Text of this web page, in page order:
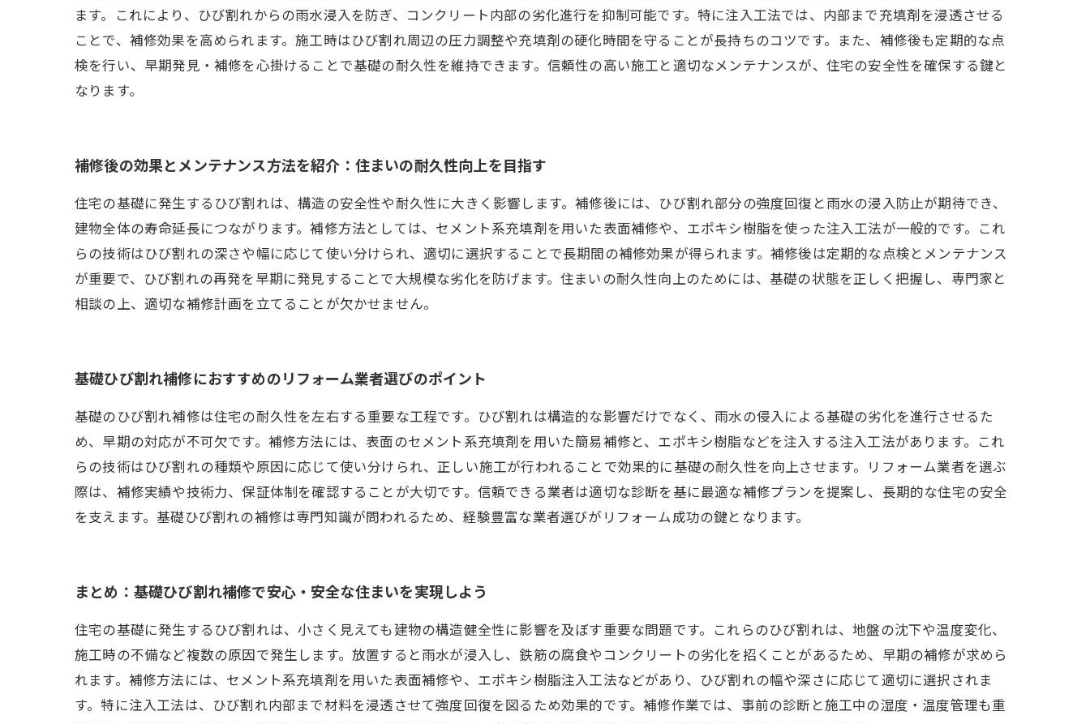
ます。これにより、ひび割れからの雨水浸入を防ぎ、コンクリート内部の劣化進行を抑制可能です。特に注入工法では、内部まで充填剤を浸透させる
ことで、補修効果を高められます。施工時はひび割れ周辺の圧力調整や充填剤の硬化時間を守ることが長持ちのコツです。また、補修後も定期的な点
検を行い、早期発見・補修を心掛けることで基礎の耐久性を維持できます。信頼性の高い施工と適切なメンテナンスが、住宅の安全性を確保する鍵と
なります。
補修後の効果とメンテナンス方法を紹介：住まいの耐久性向上を目指す
住宅の基礎に発生するひび割れは、構造の安全性や耐久性に大きく影響します。補修後には、ひび割れ部分の強度回復と雨水の浸入防止が期待でき、
建物全体の寿命延長につながります。補修方法としては、セメント系充填剤を用いた表面補修や、エポキシ樹脂を使った注入工法が一般的です。これ
らの技術はひび割れの深さや幅に応じて使い分けられ、適切に選択することで長期間の補修効果が得られます。補修後は定期的な点検とメンテナンス
が重要で、ひび割れの再発を早期に発見することで大規模な劣化を防げます。住まいの耐久性向上のためには、基礎の状態を正しく把握し、専門家と
相談の上、適切な補修計画を立てることが欠かせません。
基礎ひび割れ補修におすすめのリフォーム業者選びのポイント
基礎のひび割れ補修は住宅の耐久性を左右する重要な工程です。ひび割れは構造的な影響だけでなく、雨水の侵入による基礎の劣化を進行させるた
め、早期の対応が不可欠です。補修方法には、表面のセメント系充填剤を用いた簡易補修と、エポキシ樹脂などを注入する注入工法があります。これ
らの技術はひび割れの種類や原因に応じて使い分けられ、正しい施工が行われることで効果的に基礎の耐久性を向上させます。リフォーム業者を選ぶ
際は、補修実績や技術力、保証体制を確認することが大切です。信頼できる業者は適切な診断を基に最適な補修プランを提案し、長期的な住宅の安全
を支えます。基礎ひび割れの補修は専門知識が問われるため、経験豊富な業者選びがリフォーム成功の鍵となります。
まとめ：基礎ひび割れ補修で安心・安全な住まいを実現しよう
住宅の基礎に発生するひび割れは、小さく見えても建物の構造健全性に影響を及ぼす重要な問題です。これらのひび割れは、地盤の沈下や温度変化、
施工時の不備など複数の原因で発生します。放置すると雨水が浸入し、鉄筋の腐食やコンクリートの劣化を招くことがあるため、早期の補修が求めら
れます。補修方法には、セメント系充填剤を用いた表面補修や、エポキシ樹脂注入工法などがあり、ひび割れの幅や深さに応じて適切に選択されま
す。特に注入工法は、ひび割れ内部まで材料を浸透させて強度回復を図るため効果的です。補修作業では、事前の診断と施工中の湿度・温度管理も重